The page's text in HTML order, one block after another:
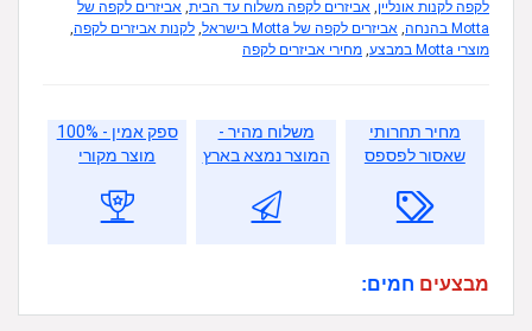
לקפה לקנות אונליין, אביזרים לקפה משלוח עד הבית, אביזרים לקפה של
Motta בהנחה
, אביזרים לקפה של Motta בישראל , לקנות אביזרים לקפה,
מוצרי Motta במבצע
, מחירי אביזרים לקפה
מחיר תחרותי
שאסור לפספס
משלוח מהיר -
המוצר נמצא בארץ
ספק אמין - 100%
מוצר מקורי
מבצעים חמים: